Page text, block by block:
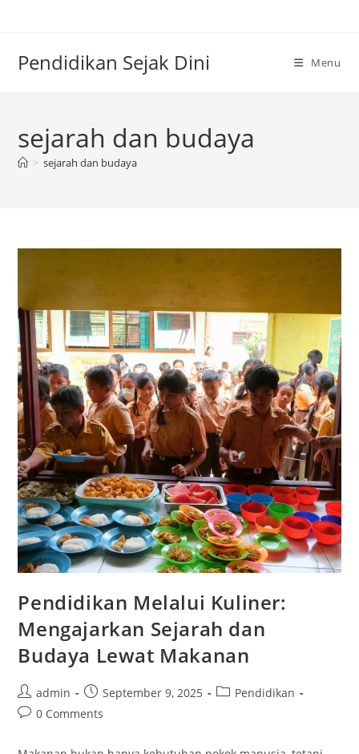
Pendidikan Sejak Dini Menu
sejarah dan budaya
> sejarah dan budaya
Pendidikan Melalui Kuliner:
Mengajarkan Sejarah dan
Budaya Lewat Makanan
Post
author:
admin
Post
published:
September 9, 2025
PostPendidikan
Post0 Comments